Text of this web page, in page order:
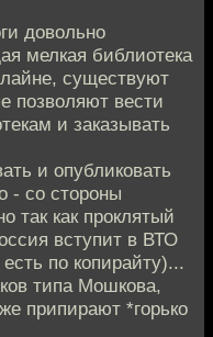
довольно
мелкая библиотека
существуют
позволяют вести
и заказывать
и опубликовать
- со стороны
так как проклятый
вступит в ВТО
по копирайту)...
типа Мошкова,
припирают *горько